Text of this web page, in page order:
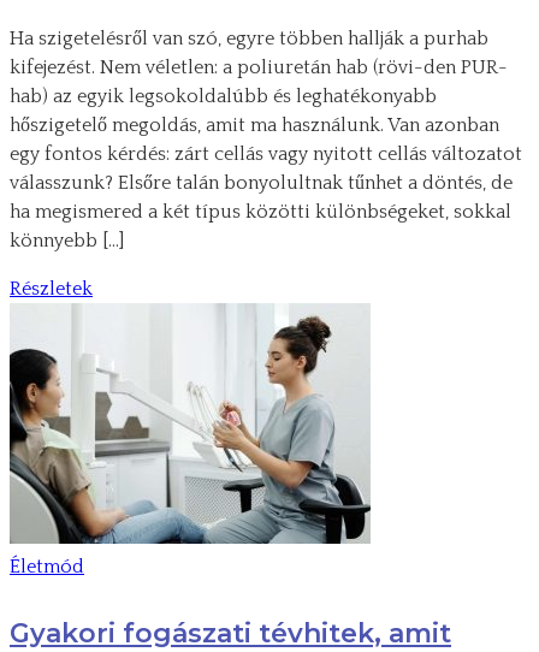
Ha szigetelésről van szó, egyre többen hallják a purhab
kifejezést. Nem véletlen: a poliuretán hab (rövi-den PUR-
hab) az egyik legsokoldalúbb és leghatékonyabb
hőszigetelő megoldás, amit ma használunk. Van azonban
egy fontos kérdés: zárt cellás vagy nyitott cellás változatot
válasszunk? Elsőre talán bonyolultnak tűnhet a döntés, de
ha megismered a két típus közötti különbségeket, sokkal
könnyebb […]
Részletek
Életmód
Gyakori fogászati tévhitek, amit